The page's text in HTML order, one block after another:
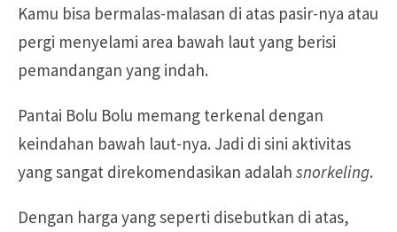
Kamu bisa bermalas-malasan di atas pasir-nya atau
pergi menyelami area bawah laut yang berisi
pemandangan yang indah.
Pantai Bolu Bolu memang terkenal dengan
keindahan bawah laut-nya. Jadi di sini aktivitas
yang sangat direkomendasikan adalah snorkeling.
Dengan harga yang seperti disebutkan di atas,